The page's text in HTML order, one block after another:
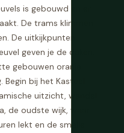
is gebouwd en er
De trams klimmen
De uitkijkpunten
geven je de daken,
gebouwen oranje
bij het Kasteel
uitzicht, wandel
de oudste wijk, waar
lekt en de smalle